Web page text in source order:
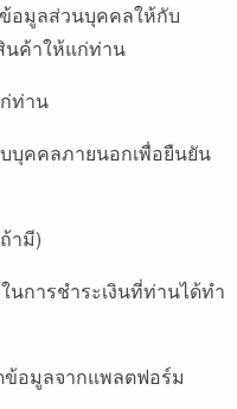
อมูลส่วนบุคคลให้กับ
นค้าให้แก่ท่าน
ท่าน
บุคคลภายนอกเพื่อยืนยัน
ามี)
นการชำระเงินที่ท่านได้ทำ
ข้อมูลจากแพลตฟอร์ม